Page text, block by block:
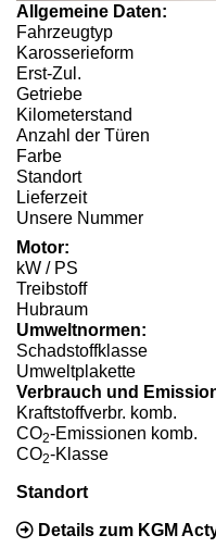
Allgemeine Daten:
Fahrzeugtyp
Karosserieform
Erst-Zul.
Getriebe
Kilometerstand
Anzahl der Türen
Farbe
Standort
Lieferzeit
Unsere Nummer
Motor:
kW / PS
Treibstoff
Hubraum
Umweltnormen:
Schadstoffklasse
Umweltplakette
Verbrauch und
Kraftstoffverbr. komb.
CO2-Emissionen komb.
CO2-Klasse
Standort
Details zum KGM